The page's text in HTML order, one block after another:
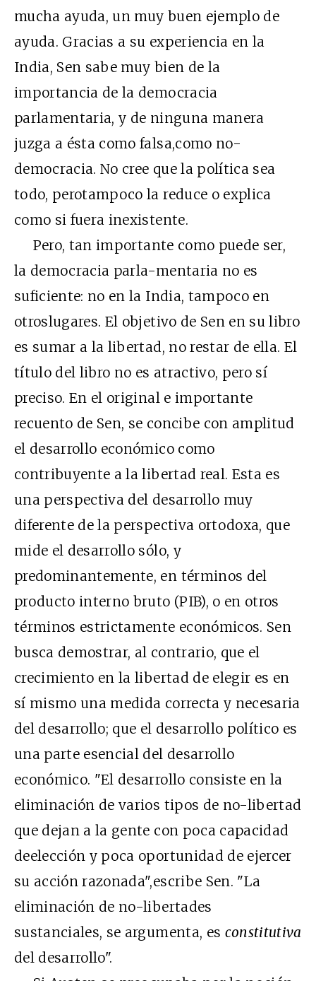
mucha ayuda, un muy buen ejemplo de
ayuda. Gracias a su experiencia en la
India, Sen sabe muy bien de la
importancia de la democracia
parlamentaria, y de ninguna manera
juzga a ésta como falsa,como no-
democracia. No cree que la política sea
todo, perotampoco la reduce o explica
como si fuera inexistente.
Pero, tan importante como puede ser,
la democracia parla-mentaria no es
suficiente: no en la India, tampoco en
otroslugares. El objetivo de Sen en su libro
es sumar a la libertad, no restar de ella. El
título del libro no es atractivo, pero sí
preciso. En el original e importante
recuento de Sen, se concibe con amplitud
el desarrollo económico como
contribuyente a la libertad real. Esta es
una perspectiva del desarrollo muy
diferente de la perspectiva ortodoxa, que
mide el desarrollo sólo, y
predominantemente, en términos del
producto interno bruto (PIB), o en otros
términos estrictamente económicos. Sen
busca demostrar, al contrario, que el
crecimiento en la libertad de elegir es en
sí mismo una medida correcta y necesaria
del desarrollo; que el desarrollo político es
una parte esencial del desarrollo
económico. "El desarrollo consiste en la
eliminación de varios tipos de no-libertad
que dejan a la gente con poca capacidad
deelección y poca oportunidad de ejercer
su acción razonada",escribe Sen. "La
eliminación de no-libertades
sustanciales, se argumenta, es constitutiva
del desarrollo".